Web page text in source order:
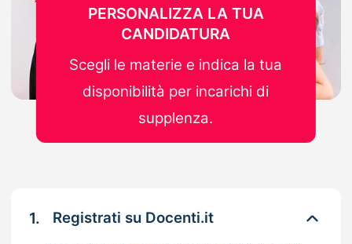
1. Registrati su Docenti.it
PERSONALIZZA LA TUA
CANDIDATURA
Scegli le materie e indica la tua
disponibilità per incarichi di
supplenza.